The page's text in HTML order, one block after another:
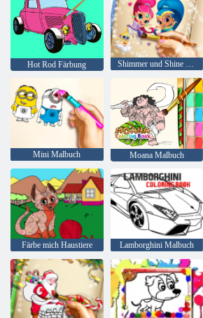
Hot Rod Färbung Shimmer und Shine Malbuch
Mini Malbuch Moana Malbuch
Färbe mich Haustiere Lamborghini Malbuch